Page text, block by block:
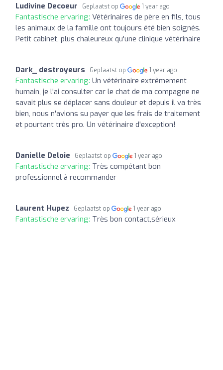
Ludivine Decoeur Geplaatst op 1 year ago
Fantastische ervaring: Vétérinaires de père en fils, tous
les animaux de la famille ont toujours été bien soignés.
Petit cabinet, plus chaleureux qu'une clinique vétérinaire
Dark_ destroyeurs Geplaatst op 1 year ago
Fantastische ervaring: Un vétérinaire extrêmement
humain, je l'ai consulter car le chat de ma compagne ne
savait plus se déplacer sans douleur et depuis il va très
bien, nous n'avions su payer que les frais de traitement
et pourtant très pro. Un vétérinaire d'exception!
Danielle Deloie Geplaatst op 1 year ago
Fantastische ervaring: Très compétant bon
professionnel à recommander
Laurent Hupez Geplaatst op 1 year ago
Fantastische ervaring: Très bon contact,sérieux